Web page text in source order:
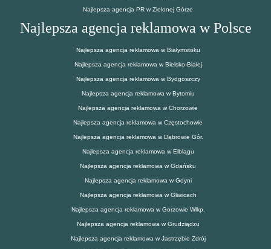
Najlepsza agencja PR w Zielonej Górze
Najlepsza agencja reklamowa w Polsce
Najlepsza agencja reklamowa w Białymstoku
Najlepsza agencja reklamowa w Bielsko-Białej
Najlepsza agencja reklamowa w Bydgoszczy
Najlepsza agencja reklamowa w Bytomiu
Najlepsza agencja reklamowa w Chorzowie
Najlepsza agencja reklamowa w Częstochowie
Najlepsza agencja reklamowa w Dąbrowie Gór.
Najlepsza agencja reklamowa w Elblągu
Najlepsza agencja reklamowa w Gdańsku
Najlepsza agencja reklamowa w Gdyni
Najlepsza agencja reklamowa w Gliwicach
Najlepsza agencja reklamowa w Gorzowie Wlkp.
Najlepsza agencja reklamowa w Grudziądzu
Najlepsza agencja reklamowa w Jastrzębie Zdrój